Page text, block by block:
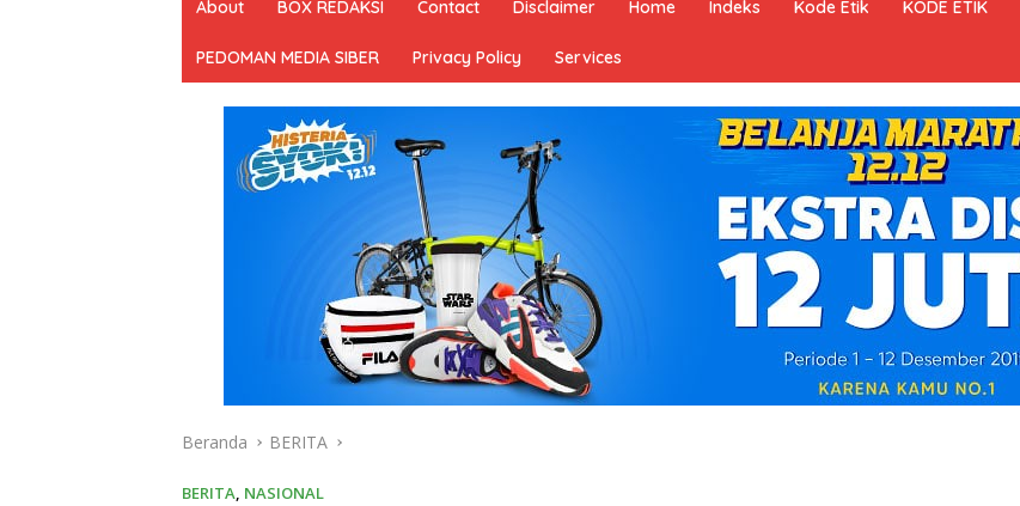
About BOX REDAKSI Contact Disclaimer Home Indeks Kode Etik KODE ETIK
PEDOMAN MEDIA SIBER Privacy Policy Services
Beranda BERITA
BERITA, NASIONAL